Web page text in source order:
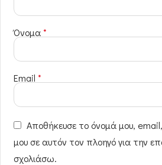
Όνομα*
Email *
Αποθήκευσε το όνομά μου,
μου σε αυτόν τον πλοηγό για την
σχολιάσω.